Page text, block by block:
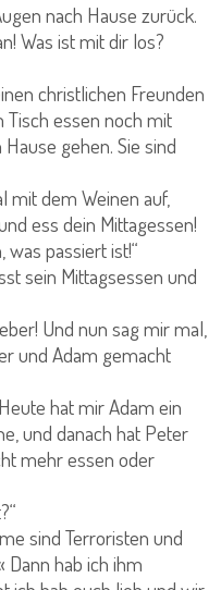
nach Hause zurück.
Was ist mit dir los?
christlichen Freunden
essen noch mit
gehen. Sie sind
mit dem Weinen auf,
ess dein Mittagessen!
passiert ist!“
sein Mittagsessen und
Und nun sag mir mal,
und Adam gemacht
hat mir Adam ein
und danach hat Peter
mehr essen oder
sind Terroristen und
Dann hab ich ihm